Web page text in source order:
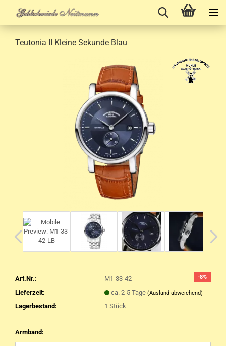
Teutonia II Kleine Sekunde Blau
-8%
Art.Nr.:
M1-33-42
Lieferzeit:
ca. 2-5 Tage (Ausland abweichend)
Lagerbestand: 1 Stück
Armband: